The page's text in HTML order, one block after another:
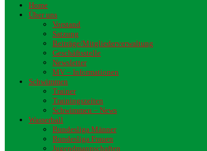
Home
Über uns
Vorstand
Satzung
Beiträge/Mitgliederverwaltung
Geschäftsstelle
Newsletter
MV – Informationen
Schwimmen
Trainer
Trainingszeiten
Schwimmen – News
Wasserball
Bundesliga Männer
Bundesliga Frauen
Jugendmannschaften